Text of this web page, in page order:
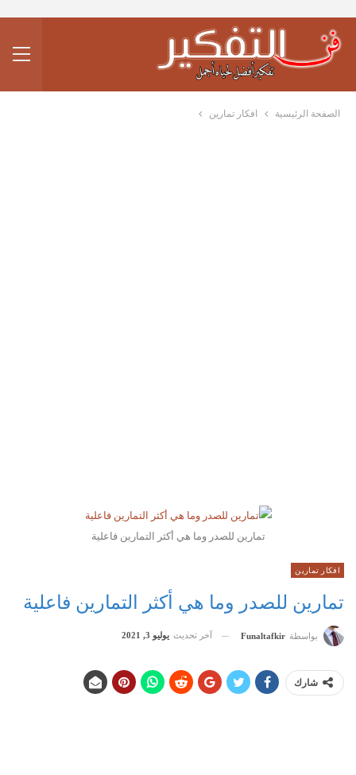
الصفحة الرئيسية افكار تمارين
تمارين للصدر وما هي أكثر التمارين فاعلية
افكار تمارين
تمارين للصدر وما هي أكثر التمارين فاعلية
بواسطة Funaltafkir آخر تحديث يوليو 3, 2021
شارك